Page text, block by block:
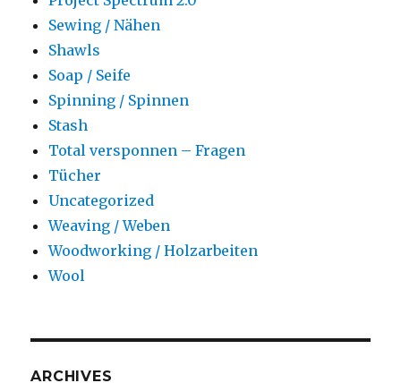
Sewing / Nähen
Shawls
Soap / Seife
Spinning / Spinnen
Stash
Total versponnen – Fragen
Tücher
Uncategorized
Weaving / Weben
Woodworking / Holzarbeiten
Wool
ARCHIVES